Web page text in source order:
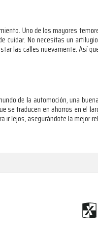
Uno de los mayores
cuidar. No necesitas un
las calles nuevamente. Así
de la automoción, una
se traducen en ahorros en el
lejos, asegurándote la mejor